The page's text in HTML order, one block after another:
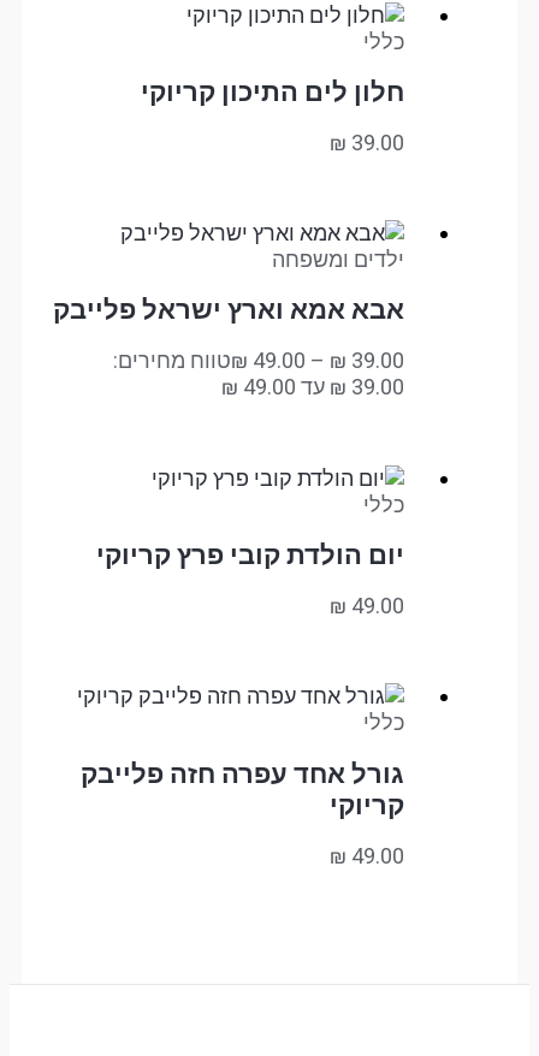
כללי
חלון לים התיכון קריוקי
₪ 39.00
ילדים ומשפחה
אבא אמא וארץ ישראל פלייבק
₪ 39.00
–
₪ 49.00
טווח מחירים:
כללי
יום הולדת קובי פרץ קריוקי
₪ 49.00
כללי
גורל אחד עפרה חזה פלייבק
קריוקי
₪ 49.00